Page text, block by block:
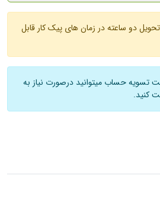
دو ساعته در زمان های پیک کار قابل
تسویه حساب میتوانید درصورت نیاز به
کنید.